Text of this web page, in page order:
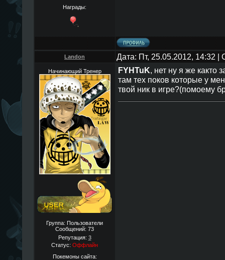
Награды:
Landon Дата: Пт, 25.05.2012, 14:32
Начинающий Тренер
Группа: Пользователи
Сообщений: 73
Репутация: 3
Статус: Оффлайн
Покемоны сайта:
FYHTuK, нет ну я же както
там тех поков которые у
твой ник в игрe?(помоему